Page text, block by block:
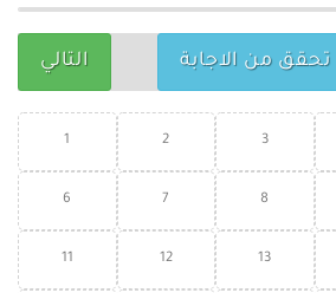
تحقق من الاجابة التالي
1 2 3
6 7 8
11 12 13